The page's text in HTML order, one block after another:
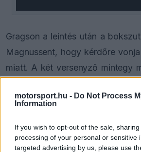
motorsport.hu - Do Not Process
Information
If you wish to opt-out of the sale,
processing of your personal or sensitive
targeted advertising by us, please use
Gragson a leintés után a
Magnussent, hogy kérdőre
miatt. A két versenyző mintegy
sajtómunkatársnak végül sikerült
EZEKET IS AJÁNLJUK